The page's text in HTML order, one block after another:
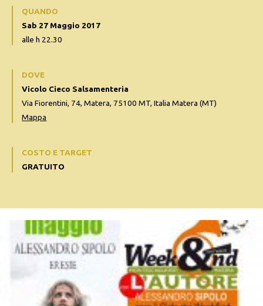
QUANDO
Sab 27 Maggio 2017
alle h 22.30
DOVE
Vicolo Cieco Salsamenteria
Via Fiorentini, 74, Matera, 75100 MT, Italia Matera (MT)
Mappa
COSTO E TARGET
GRATUITO